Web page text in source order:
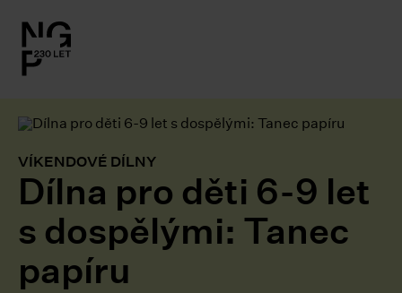
VÍKENDOVÉ DÍLNY
Dílna pro děti 6-9 let
s dospělými: Tanec
papíru